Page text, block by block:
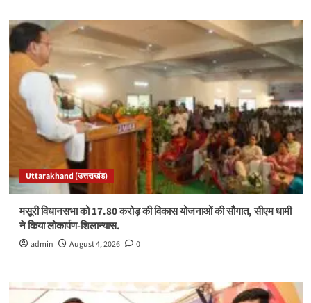
Uttarakhand (उत्तराखंड)
मसूरी विधानसभा को 17.80 करोड़ की विकास योजनाओं की सौगात, सीएम धामी
ने किया लोकार्पण-शिलान्यास.
admin August 4, 2026 0